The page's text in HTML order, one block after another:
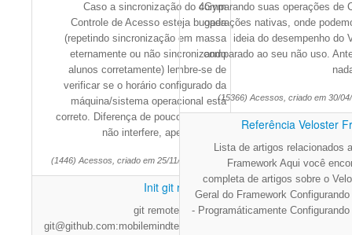
Caso a sincronização do 4Gym
Controle de Acesso esteja bugada
(repetindo sincronização em massa
eternamente ou não sincronizando
alunos corretamente) lembre-se de
verificar se o horário configurado da
máquina/sistema operacional está
correto. Diferença de poucos minutos
não interfere, apenas difere
(1446) Acessos, criado em 25/11/2025 18:50
Init git repository
git remote add origin
git@github.com:mobilemindtec/flutils.git
comparando suas operações de
operações nativas, onde
ideia do desempenho do
comparado ao seu não uso.
(15366) Acessos, criado em 30/
Referência Veloster
Lista de artigos relacionados
Framework Aqui você
completa de artigos sobre o
Geral do Framework
- Programáticamente